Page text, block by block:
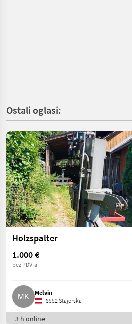
Ostali oglasi:
Holzspalter
1.000 €
bez PDV-a
Melvin
8552 Štajerska
3 h online